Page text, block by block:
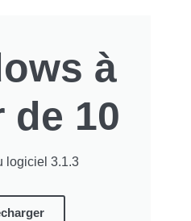
à
de 10
logiciel 3.1.3